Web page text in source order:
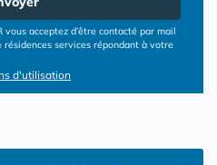
vous acceptez d’être contacté par mail
services répondant à votre
d'utilisation